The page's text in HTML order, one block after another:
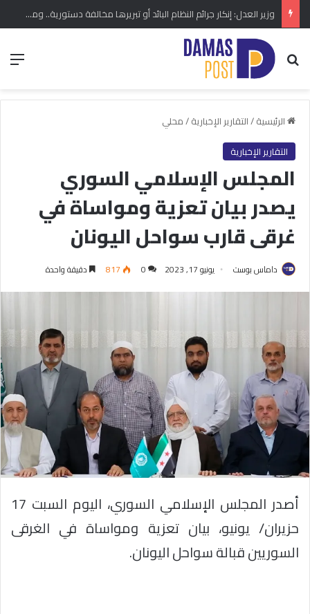
وزير العدل: إنكار جرائم النظام البائد أو تبريرها مخالفة دستورية.. ومشروع قانون خاص إلى مجلس الشعب
بحث عن
الرئيسية/التقارير الإخبارية/محلي
التقارير الإخبارية
المجلس الإسلامي السوري
يصدر بيان تعزية ومواساة في
غرقى قارب سواحل اليونان
داماس بوست يونيو 17, 2023 0
817 دقيقة واحدة
أصدر المجلس الإسلامي السوري، اليوم السبت 17
حزيران/ يونيو، بيان تعزية ومواساة في الغرقى
السوريين قبالة سواحل اليونان.